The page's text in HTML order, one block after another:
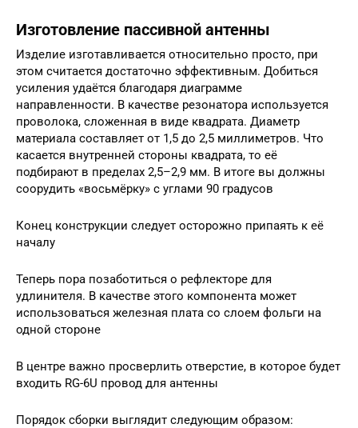
Изготовление пассивной антенны
Изделие изготавливается относительно просто, при
этом считается достаточно эффективным. Добиться
усиления удаётся благодаря диаграмме
направленности. В качестве резонатора используется
проволока, сложенная в виде квадрата. Диаметр
материала составляет от 1,5 до 2,5 миллиметров. Что
касается внутренней стороны квадрата, то её
подбирают в пределах 2,5–2,9 мм. В итоге вы должны
соорудить «восьмёрку» с углами 90 градусов
Конец конструкции следует осторожно припаять к её
началу
Теперь пора позаботиться о рефлекторе для
удлинителя. В качестве этого компонента может
использоваться железная плата со слоем фольги на
одной стороне
В центре важно просверлить отверстие, в которое будет
входить RG-6U провод для антенны
Порядок сборки выглядит следующим образом: